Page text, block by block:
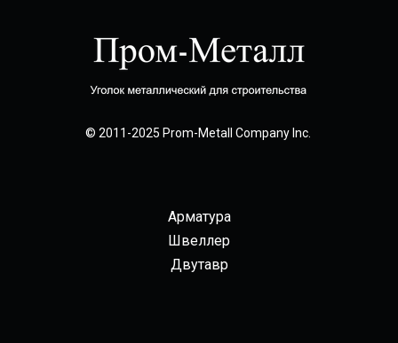
© 2011-2025 Prom-Metall Company Inc.
Арматура
Швеллер
Двутавр